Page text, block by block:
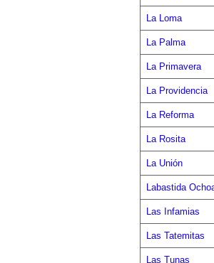
La Loma
La Palma
La Primavera
La Providencia
La Reforma
La Rosita
La Unión
Labastida
Las Infamias
Las Tatemitas
Las Tunas